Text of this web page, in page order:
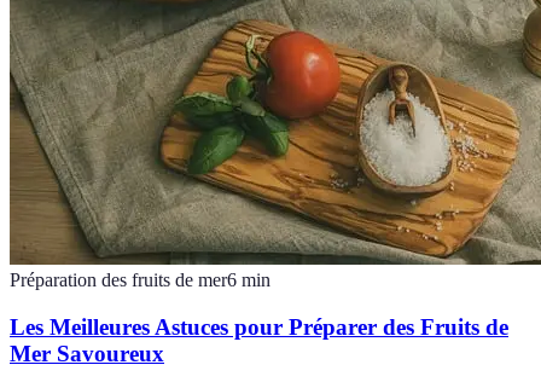
Préparation des fruits de mer6 min
Les Meilleures Astuces pour Préparer des Fruits de
Mer Savoureux